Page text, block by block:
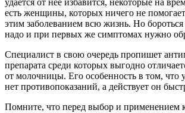
есть женщины, которых ничего не
этим заболеванием всю жизнь. Но
надо и при первых же симптомах нужно
Специалист в свою очередь пропишет
препарата среди которых выгодно
от молочницы. Его особенность в том, что
нет противопоказаний, а действует он
Помните, что перед выбор и применением